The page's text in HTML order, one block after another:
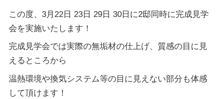
この度、3月22日 23日 29日 30日に2邸同時に完成見学
会を実施いたします！
完成見学会では実際の無垢材の仕上げ、質感の目に見
えるところから
温熱環境や換気システム等の目に見えない部分も体感
して頂けます！